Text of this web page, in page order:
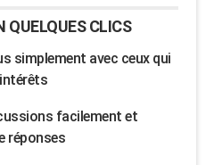
QUELQUES CLICS
simplement avec ceux qui
facilement et
réponses